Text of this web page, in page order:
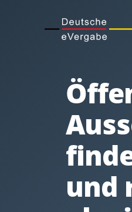
und